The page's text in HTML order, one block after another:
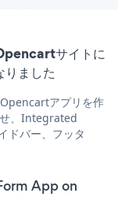
サイトに
ました
アプリを作
せ、Integrated
ドバー、フッタ
App on